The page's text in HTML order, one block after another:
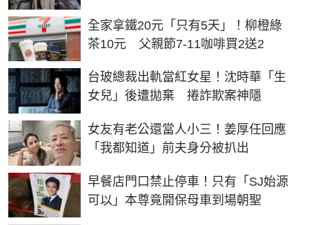
全家拿鐵20元「只有5天」！柳橙綠
茶10元 父親節7-11咖啡買2送2
台玻總裁出軌當紅女星！沈時華「生
女兒」後遭拋棄 捲詐欺案神隱
女友有老公還當人小三！姜厚任回應
「我都知道」前夫身分被扒出
早餐店門口禁止停車！只有「SJ始源
可以」本尊竟開保母車到場朝聖